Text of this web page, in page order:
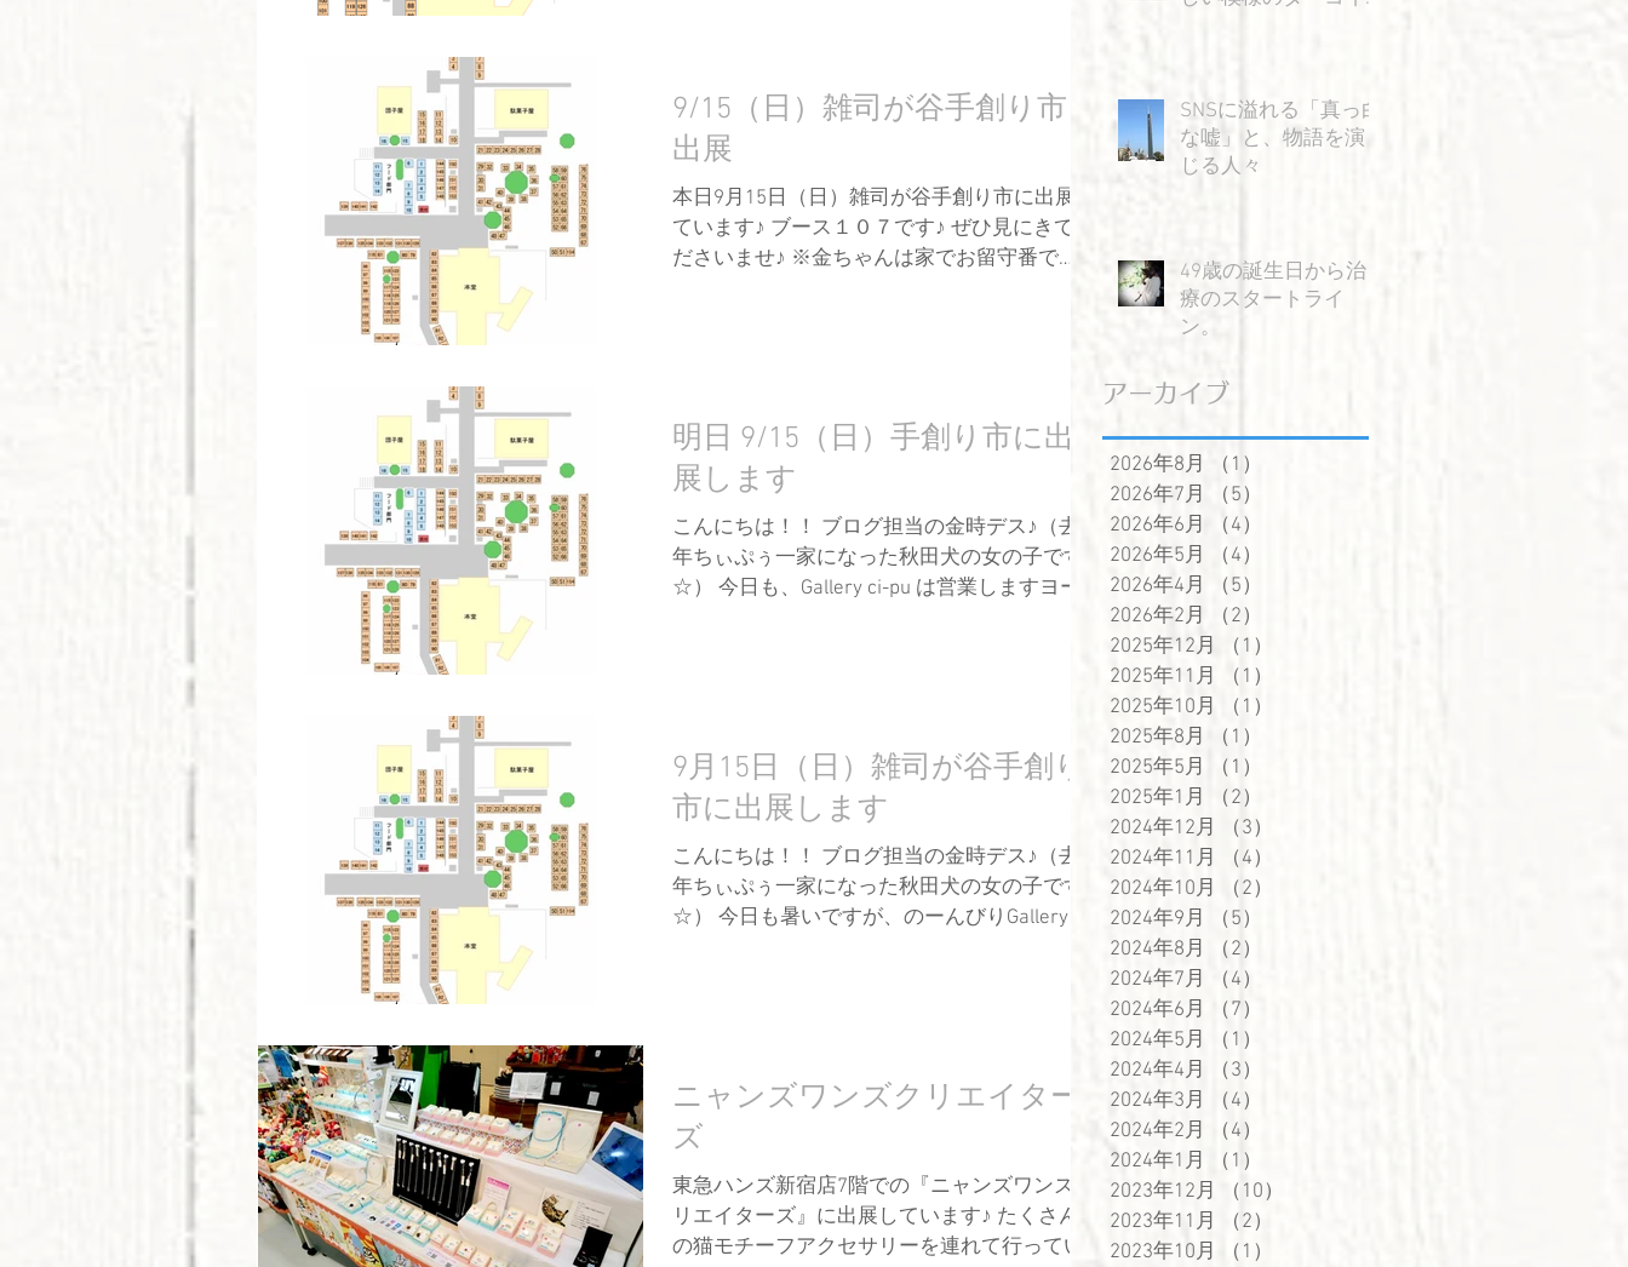
9/15（日）雑司が谷手創り市に
出展
本日9月15日（日）雑司が谷手創り市に出展し
ています♪ ブース１０７です♪ ぜひ見にきてく
ださいませ♪ ※金ちゃんは家でお留守番で
明日 9/15（日）手創り市に出
展します
こんにちは！！ ブログ担当の金時デス♪（去
年ちぃぷぅ一家になった秋田犬の女の子です
☆） 今日も、Gallery ci-pu は営業しますヨー♪
9月15日（日）雑司が谷手創り
市に出展します
こんにちは！！ ブログ担当の金時デス♪（去
年ちぃぷぅ一家になった秋田犬の女の子です
☆） 今日も暑いですが、のーんびりGallery ci-
ニャンズワンズクリエイター
ズ
東急ハンズ新宿店7階での『ニャンズワンズク
リエイターズ』に出展しています♪ たくさん
の猫モチーフアクセサリーを連れて行ってい
SNSに溢れる「真っ白
な嘘」と、物語を演
じる人々
49歳の誕生日から治
療のスタートライ
ン。
アーカイブ
2026年8月 （1）
2026年7月
（5）
2026年6月
（4）
2026年5月
（4）
2026年4月
（5）
2026年2月
（2）
2025年12月
（1）
2025年11月
（1）
2025年10月
（1）
2025年8月
（1）
2025年5月
（1）
2025年1月
（2）
2024年12月
（3）
2024年11月
（4）
2024年10月
（2）
2024年9月
（5）
2024年8月
（2）
2024年7月
（4）
2024年6月
（7）
2024年5月
（1）
2024年4月
（3）
2024年3月
（4）
2024年2月
（4）
2024年1月
（1）
2023年12月
（10）
2023年11月
（2）
2023年10月
（1）